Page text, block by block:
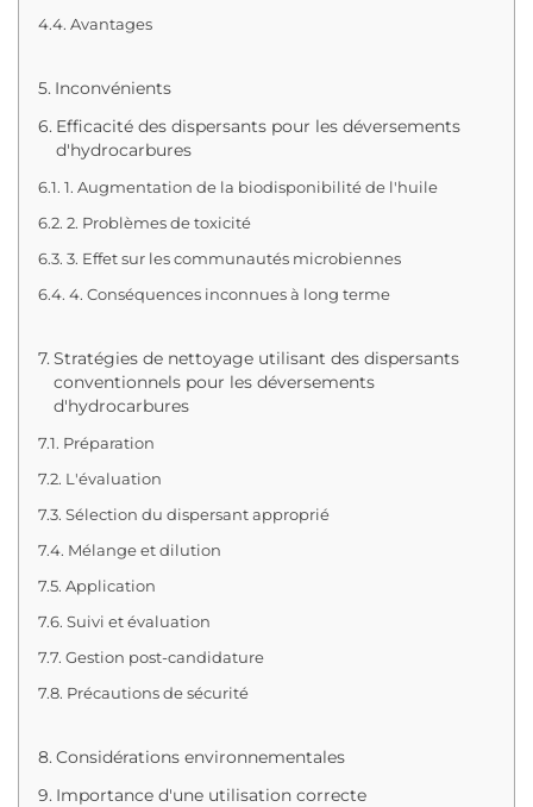
Avantages
Inconvénients
Efficacité des dispersants pour les déversements
d'hydrocarbures
1. Augmentation de la biodisponibilité de l'huile
2. Problèmes de toxicité
3. Effet sur les communautés microbiennes
4. Conséquences inconnues à long terme
Stratégies de nettoyage utilisant des dispersants
conventionnels pour les déversements
d'hydrocarbures
Préparation
L'évaluation
Sélection du dispersant approprié
Mélange et dilution
Application
Suivi et évaluation
Gestion post-candidature
Précautions de sécurité
Considérations environnementales
Importance d'une utilisation correcte